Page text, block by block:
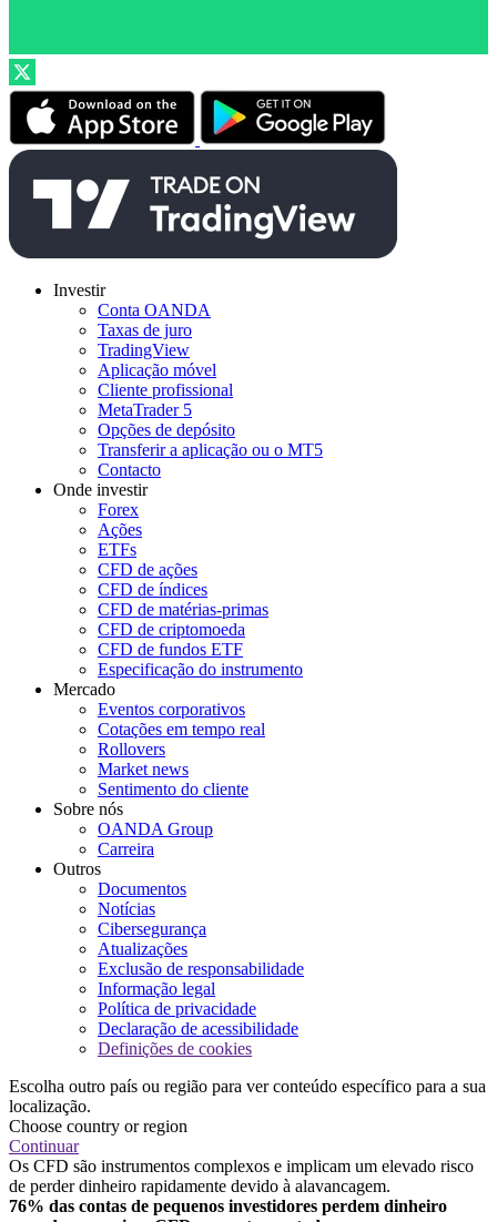
Investir
Conta OANDA
Taxas de juro
TradingView
Aplicação móvel
Cliente profissional
MetaTrader 5
Opções de depósito
Transferir a aplicação ou o MT5
Contacto
Onde investir
Forex
Ações
ETFs
CFD de ações
CFD de índices
CFD de matérias-primas
CFD de criptomoeda
CFD de fundos ETF
Especificação do instrumento
Mercado
Eventos corporativos
Cotações em tempo real
Rollovers
Market news
Sentimento do cliente
Sobre nós
OANDA Group
Carreira
Outros
Documentos
Notícias
Cibersegurança
Atualizações
Exclusão de responsabilidade
Informação legal
Política de privacidade
Declaração de acessibilidade
Definições de cookies
Escolha outro país ou região para ver conteúdo específico para a sua
localização.
Choose country or region
Continuar
Os CFD são instrumentos complexos e implicam um elevado risco
de perder dinheiro rapidamente devido à alavancagem.
76% das contas de pequenos investidores perdem dinheiro